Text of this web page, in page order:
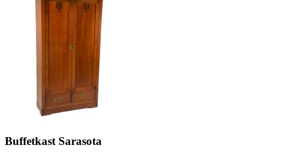
Buffetkast Sarasota